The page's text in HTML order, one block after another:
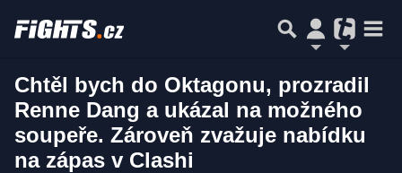
Chtěl bych do Oktagonu, prozradil
Renne Dang a ukázal na možného
soupeře. Zároveň zvažuje nabídku
na zápas v Clashi